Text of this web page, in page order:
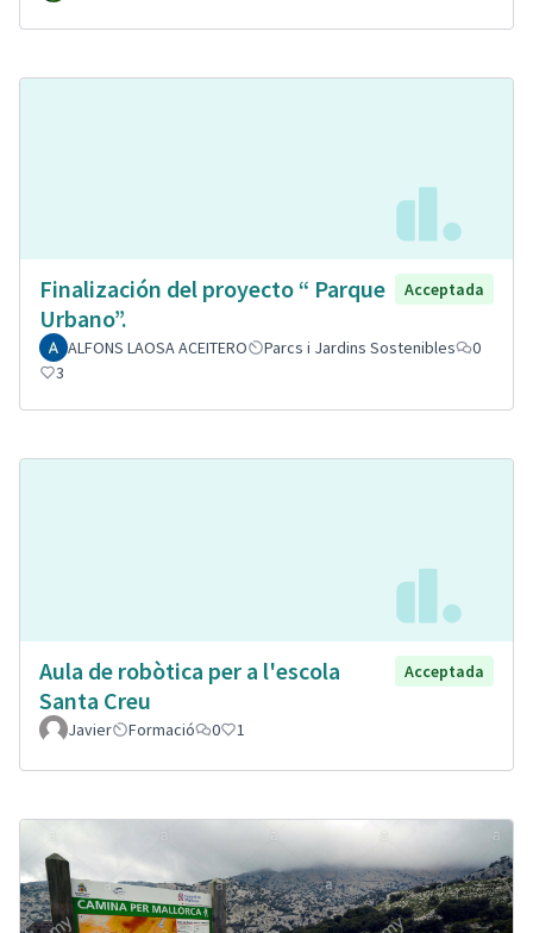
Finalización del proyecto “ Parque
Urbano”.
Acceptada
ALFONS LAOSA ACEITERO Parcs i Jardins Sostenibles
0
3
Aula de robòtica per a l'escola
Santa Creu
Acceptada
Javier Formació 0 1